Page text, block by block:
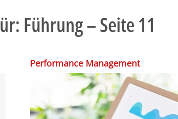
Führung – Seite 11
Performance Management